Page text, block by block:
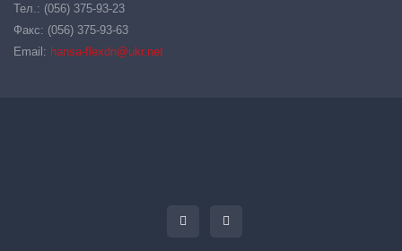
Тел.: (056) 375-93-23
Факс: (056) 375-93-63
Email: hansa-flexdn@ukr.net